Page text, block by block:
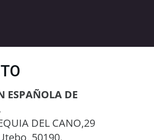
ESPAÑOLA DE
DEL CANO,29
50190.